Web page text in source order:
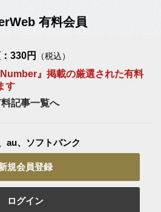
有料会員
330円 （税込）
』掲載の厳選された有料
す
記事一覧へ
au、ソフトバンク
規会員登録
ログイン